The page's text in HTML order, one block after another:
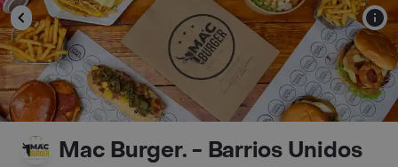
Mac Burger. - Barrios Unidos